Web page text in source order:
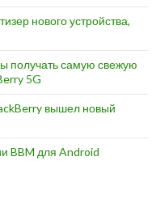
нового устройства,
получать самую свежую
5G
вышел новый
BBM для Android